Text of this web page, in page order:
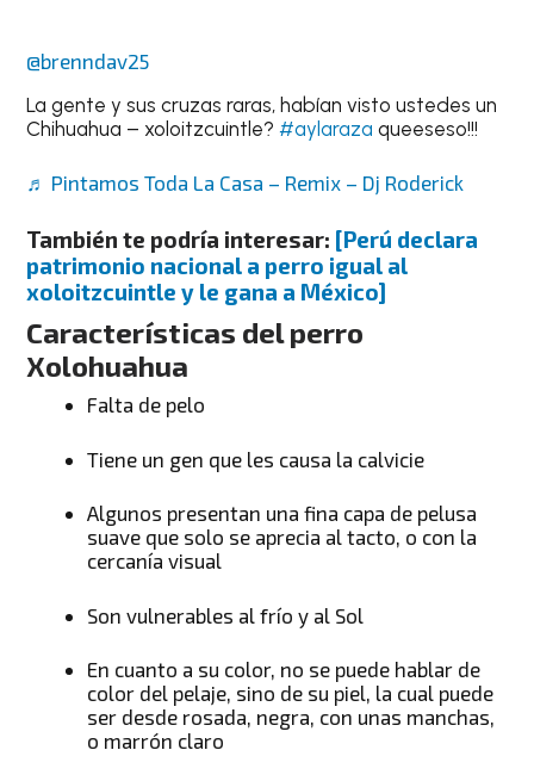
@brenndav25
La gente y sus cruzas raras, habían visto ustedes un
Chihuahua – xoloitzcuintle?#aylaraza queeseso!!!
♬ Pintamos Toda La Casa – Remix – Dj Roderick
También te podría interesar: [Perú declara
patrimonio nacional a perro igual al
xoloitzcuintle y le gana a México]
Características del perro
Xolohuahua
Falta de pelo
Tiene un gen que les causa la calvicie
Algunos presentan una fina capa de pelusa
suave que solo se aprecia al tacto, o con la
cercanía visual
Son vulnerables al frío y al Sol
En cuanto a su color, no se puede hablar de
color del pelaje, sino de su piel, la cual puede
ser desde rosada, negra, con unas manchas,
o marrón claro